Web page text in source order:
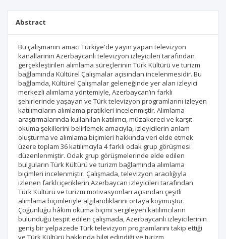
Abstract
Bu çalışmanın amacı Türkiye'de yayın yapan televizyon
kanallarının Azerbaycanlı televizyon izleyicileri tarafından
gerçekleştirilen alımlama süreçlerinin Türk Kültürü ve turizm
bağlamında Kültürel Çalışmalar açısından incelenmesidir. Bu
bağlamda, Kültürel Çalışmalar geleneğinde yer alan izleyici
merkezli alımlama yöntemiyle, Azerbaycan’ın farklı
şehirlerinde yaşayan ve Türk televizyon programlarını izleyen
katılımcıların alımlama pratikleri incelenmiştir. Alımlama
araştırmalarında kullanılan katılımcı, müzakereci ve karşıt
okuma şekillerini belirlemek amacıyla, izleyicilerin anlam
oluşturma ve alımlama biçimleri hakkında veri elde etmek
üzere toplam 36 katılımcıyla 4 farklı odak grup görüşmesi
düzenlenmiştir. Odak grup görüşmelerinde elde edilen
bulguların Türk Kültürü ve turizm bağlamında alımlama
biçimleri incelenmiştir. Çalışmada, televizyon aracılığıyla
izlenen farklı içeriklerin Azerbaycan izleyicileri tarafından
Türk Kültürü ve turizm motivasyonları açısından çeşitli
alımlama biçimleriyle algılandıklarını ortaya koymuştur.
Çoğunluğu hâkim okuma biçimi sergileyen katılımcıların
bulunduğu tespit edilen çalışmada, Azerbaycanlı izleyicilerinin
geniş bir yelpazede Türk televizyon programlarını takip ettiği
ve Türk Kültürü hakkında bilgi edindiği ve turizm